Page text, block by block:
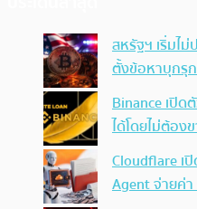
สหรัฐฯ เริ่มไ
ตั้งข้อหาบุกรุ
Binance เปิด
ได้โดยไม่ต้อ
Cloudflare เ
Agent จ่ายค่า